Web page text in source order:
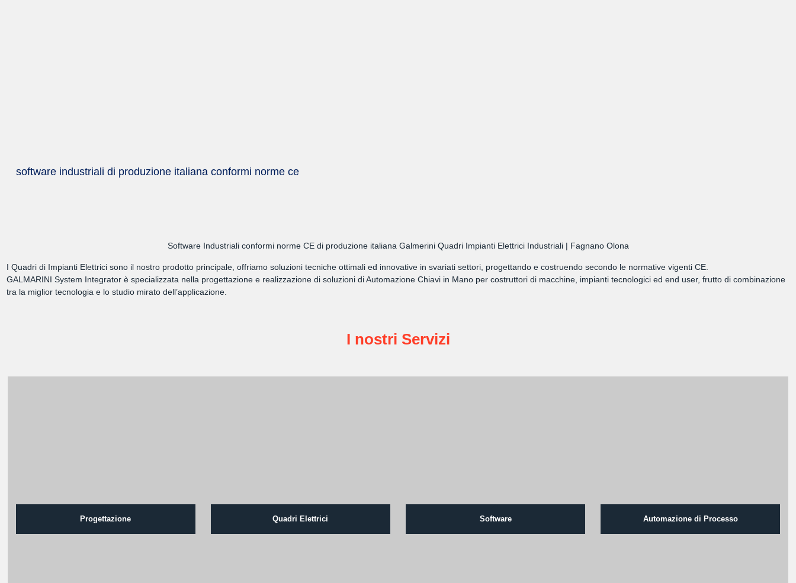
software industriali di produzione italiana conformi norme ce
Software Industriali conformi norme CE di produzione italiana Galmerini Quadri Impianti Elettrici Industriali | Fagnano Olona
I Quadri di Impianti Elettrici sono il nostro prodotto principale, offriamo soluzioni tecniche ottimali ed innovative in svariati settori, progettando e costruendo secondo le normative vigenti CE.
GALMARINI System Integrator è specializzata nella progettazione e realizzazione di soluzioni di Automazione Chiavi in Mano per costruttori di macchine, impianti tecnologici ed end user, frutto di combinazione
tra la miglior tecnologia e lo studio mirato dell’applicazione.
I nostri Servizi
Progettazione Quadri Elettrici Software Automazione di Processo